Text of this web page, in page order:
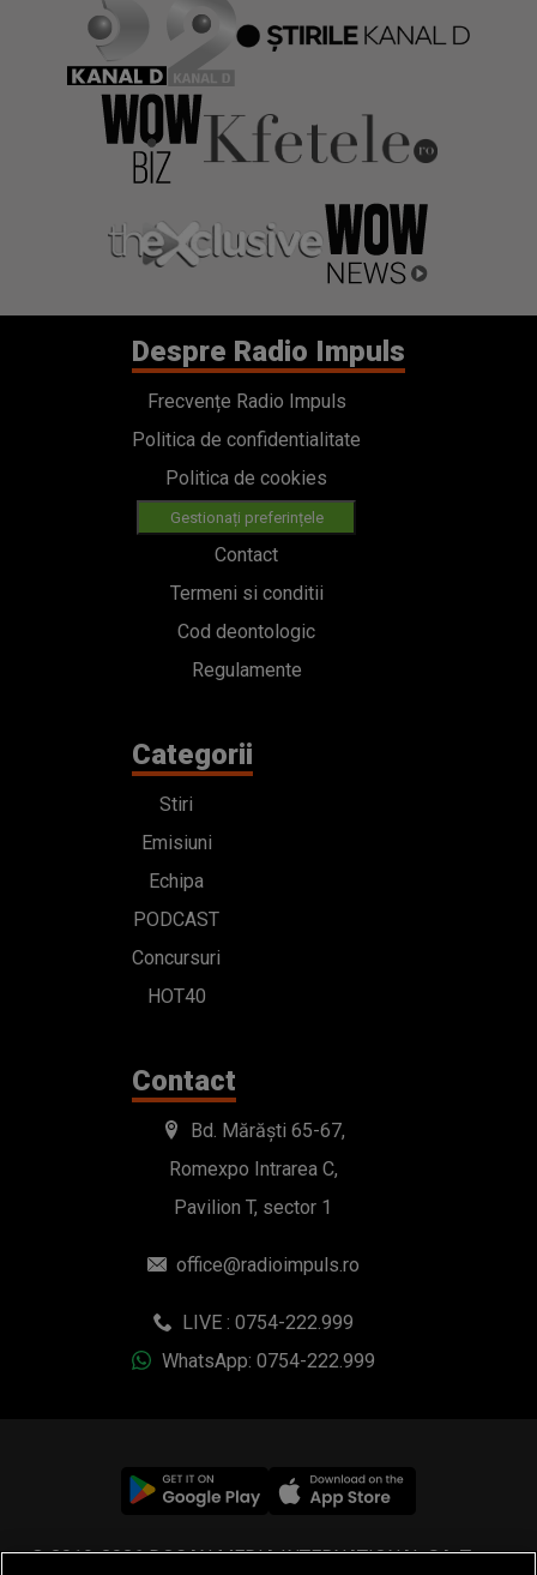
Despre Radio Impuls
Frecvențe Radio Impuls
Politica de confidentialitate
Politica de cookies
Gestionați preferințele
Contact
Termeni si conditii
Cod deontologic
Regulamente
Categorii
Stiri
Emisiuni
Echipa
PODCAST
Concursuri
HOT40
Contact
Bd. Mărăști 65-67,
Romexpo Intrarea C,
Pavilion T, sector 1
office@radioimpuls.ro
LIVE : 0754-222.999
WhatsApp: 0754-222.999
© 2019-2026 DOGAN MEDIA INTERNATIONAL SA, Toate